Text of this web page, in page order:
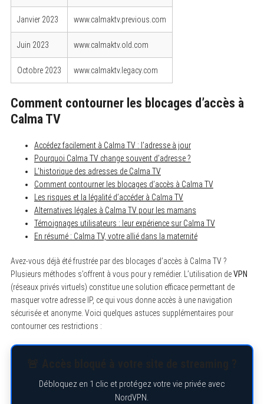
Janvier 2023 www.calmaktv.previous.com
Juin 2023 www.calmaktv.old.com
Octobre 2023 www.calmaktv.legacy.com
Comment contourner les blocages d’accès à
Calma TV
Accédez facilement à Calma TV : l’adresse à jour
Pourquoi Calma TV change souvent d’adresse ?
L’historique des adresses de Calma TV
Comment contourner les blocages d’accès à Calma TV
Les risques et la légalité d’accéder à Calma TV
Alternatives légales à Calma TV pour les mamans
Témoignages utilisateurs : leur expérience sur Calma TV
En résumé : Calma TV, votre allié dans la maternité
Avez-vous déjà été frustrée par des blocages d’accès à Calma TV ?
Plusieurs méthodes s’offrent à vous pour y remédier. L’utilisation deVPN
(réseaux privés virtuels) constitue une solution efficace permettant de
masquer votre adresse IP, ce qui vous donne accès à une navigation
sécurisée et anonyme. Voici quelques astuces supplémentaires pour
contourner ces restrictions :
Débloquez en 1 clic et protégez votre vie privée avec
NordVPN.
c